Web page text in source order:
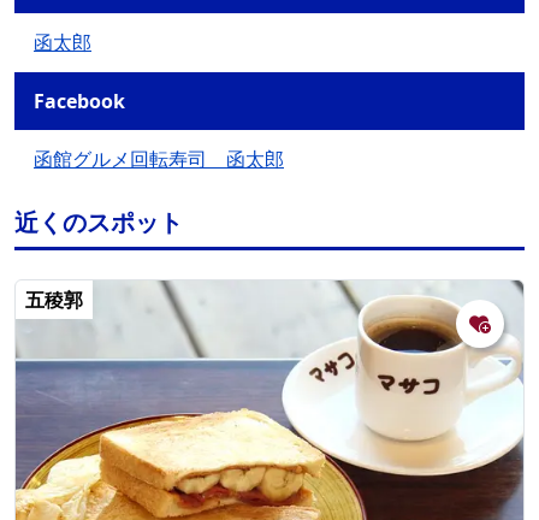
函太郎
Facebook
函館グルメ回転寿司 函太郎
近くのスポット
五稜郭